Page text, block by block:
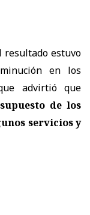
resultado estuvo
en los
advirtió que
de los
servicios y